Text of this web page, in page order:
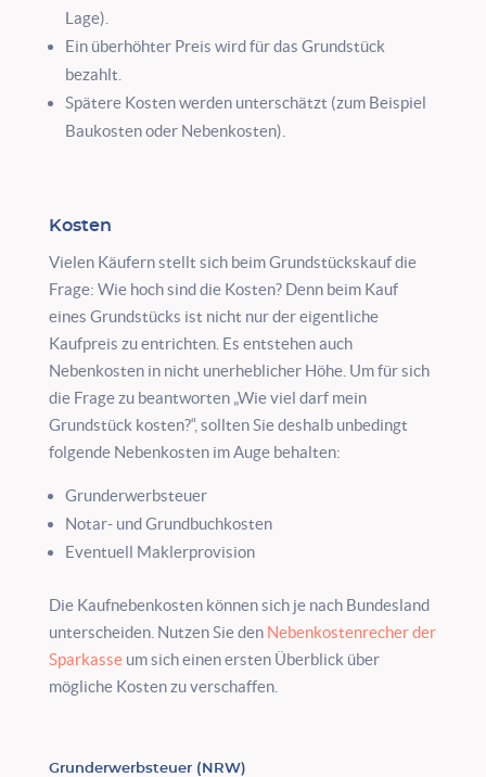
Lage).
Ein überhöhter Preis wird für das Grundstück
bezahlt.
Spätere Kosten werden unterschätzt (zum Beispiel
Baukosten oder Nebenkosten).
Kosten
Vielen Käufern stellt sich beim Grundstückskauf die
Frage: Wie hoch sind die Kosten? Denn beim Kauf
eines Grundstücks ist nicht nur der eigentliche
Kaufpreis zu entrichten. Es entstehen auch
Nebenkosten in nicht unerheblicher Höhe. Um für sich
die Frage zu beantworten „Wie viel darf mein
Grundstück kosten?“, sollten Sie deshalb unbedingt
folgende Nebenkosten im Auge behalten:
Grunderwerbsteuer
Notar- und Grundbuchkosten
Eventuell Maklerprovision
Die Kaufnebenkosten können sich je nach Bundesland
unterscheiden. Nutzen Sie den Nebenkostenrecher der
Sparkasseum sich einen ersten Überblick über
mögliche Kosten zu verschaffen.
Grunderwerbsteuer (NRW)